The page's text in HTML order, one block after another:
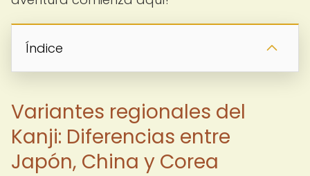
Índice
Variantes regionales del
Kanji: Diferencias entre
Japón, China y Corea